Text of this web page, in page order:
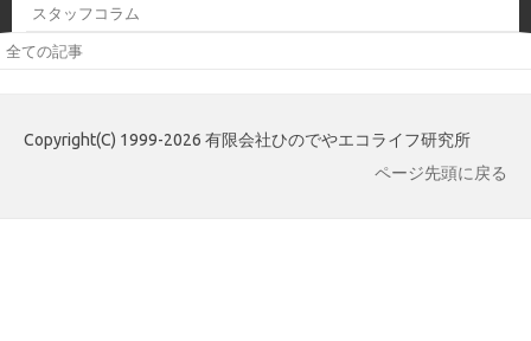
スタッフコラム
全ての記事
Copyright(C) 1999-2026 有限会社ひのでやエコライフ研究所
ページ先頭に戻る